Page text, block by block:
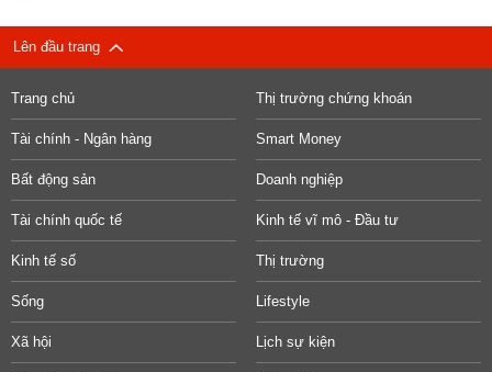
Lên đầu trang
Trang chủ Thị trường chứng khoán
Tài chính - Ngân hàng Smart Money
Bất động sản Doanh nghiệp
Tài chính quốc tế Kinh tế vĩ mô - Đầu tư
Kinh tế số Thị trường
Sống Lifestyle
Xã hội Lịch sự kiện